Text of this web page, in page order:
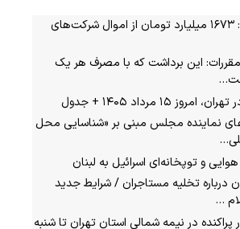
دادستان تهران: ۱۶۷۳ میلیارد تومان از اموال شرکت‌های
این برداشت که با مصرف هر یک
۱۵ مرداد ۱۴۰۵ + جدول
نماینده مجلس مبنی بر «شناسایی محل
و توپخانه‌ای اسرائیل به لبنان
درباره تخلیه مستاجران / شرایط جدید
…
پراکنده در نیمه شمالی استان تهران تا شنبه